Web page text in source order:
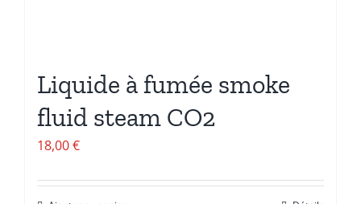
Liquide à fumée smoke
fluid steam CO2
18,00€